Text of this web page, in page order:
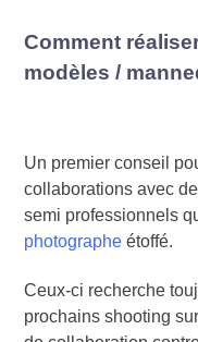
Comment
modèles /
Un premier conseil
collaborations avec
semi professionnels
photographe étoffé.
Ceux-ci recherche
prochains shooting